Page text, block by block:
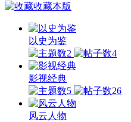
收藏本版
以史为鉴
2
4
影视经典
5
26
风云人物